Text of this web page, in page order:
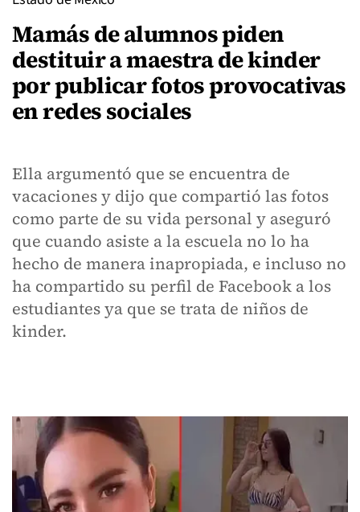
Mamás de alumnos piden
destituir a maestra de kinder
por publicar fotos provocativas
en redes sociales
Ella argumentó que se encuentra de
vacaciones y dijo que compartió las fotos
como parte de su vida personal y aseguró
que cuando asiste a la escuela no lo ha
hecho de manera inapropiada, e incluso no
ha compartido su perfil de Facebook a los
estudiantes ya que se trata de niños de
kinder.